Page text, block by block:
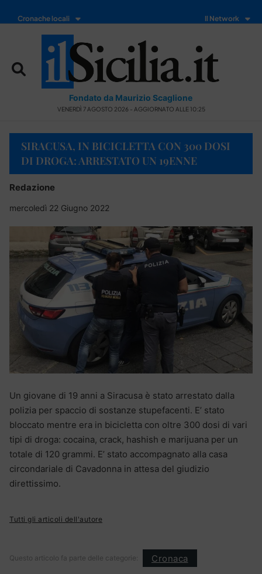
Cronache locali Il Network
Fondato da Maurizio Scaglione
VENERDÌ 7 AGOSTO 2026 - AGGIORNATO ALLE 10:25
SIRACUSA, IN BICICLETTA CON 300 DOSI
DI DROGA: ARRESTATO UN 19ENNE
Redazione
mercoledì 22 Giugno 2022
Un giovane di 19 anni a Siracusa è stato arrestato dalla
polizia per spaccio di sostanze stupefacenti. E’ stato
bloccato mentre era in bicicletta con oltre 300 dosi di vari
tipi di droga: cocaina, crack, hashish e marijuana per un
totale di 120 grammi. E’ stato accompagnato alla casa
circondariale di Cavadonna in attesa del giudizio
direttissimo.
Tutti gli articoli dell'autore
Questo articolo fa parte delle categorie: Cronaca